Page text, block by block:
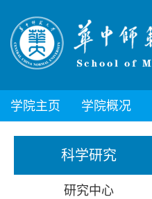
学院主页 学院概况
科学研究
研究中心